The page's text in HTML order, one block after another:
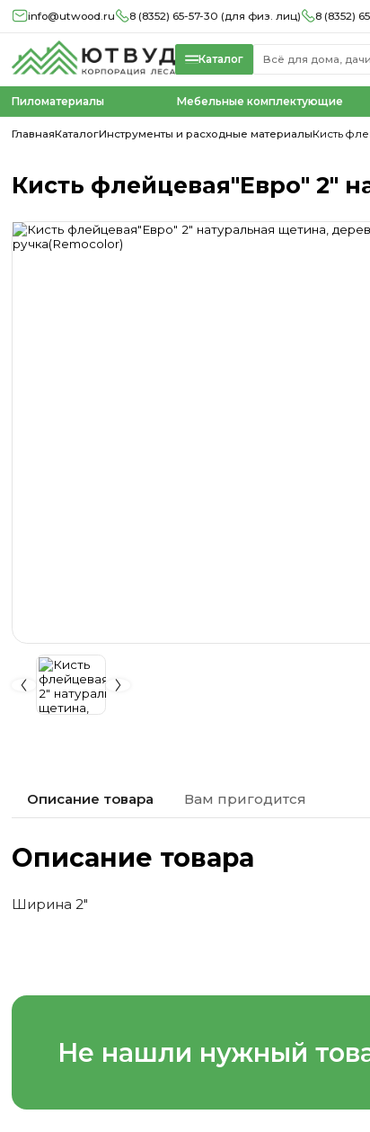
info@utwood.ru 8 (8352) 65-57-30 (для физ. лиц) 8 (8352)
Каталог
Пиломатериалы Мебельные комплектующие
ГлавнаяКаталогИнструменты и расходные материалыКисть
Кисть флейцевая"Евро" 2"
Описание товара Вам пригодится
Описание товара
Ширина 2"
Не нашли нужный